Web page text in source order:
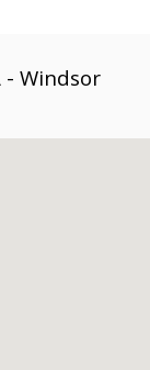
Windsor